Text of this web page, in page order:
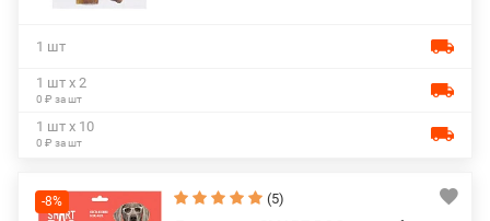
1 шт
1 шт х 2
0 ₽ за шт
1 шт х 10
0 ₽ за шт
-8% (5)